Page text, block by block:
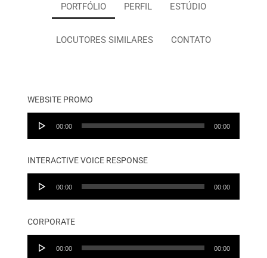
PORTFÓLIO PERFIL ESTÚDIO
LOCUTORES SIMILARES CONTATO
WEBSITE PROMO
Audio
00:00 00:00
INTERACTIVE VOICE RESPONSE
Audio
00:00 00:00
CORPORATE
Audio
00:00 00:00